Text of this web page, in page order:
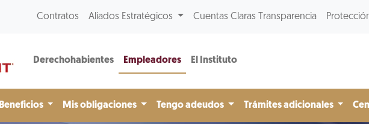
Contratos Aliados Estratégicos Cuentas Claras Transparencia
Derechohabientes Empleadores El Instituto
Beneficios Mis obligaciones Tengo adeudos Trámites adicionales